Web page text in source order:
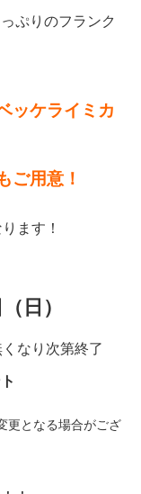
ぷりのフランク
ッケライミカ
ご用意！
ます！
日）
なり次第終了
更となる場合がござ